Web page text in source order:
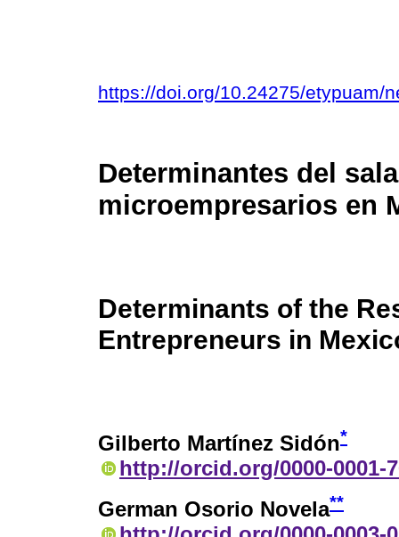
https://doi.org/10.24275/etypuam/
Determinantes del
microempresarios en
Determinants of the
Entrepreneurs in
Gilberto Martínez Sidón*
http://orcid.org/0000-0001-
German Osorio Novela**